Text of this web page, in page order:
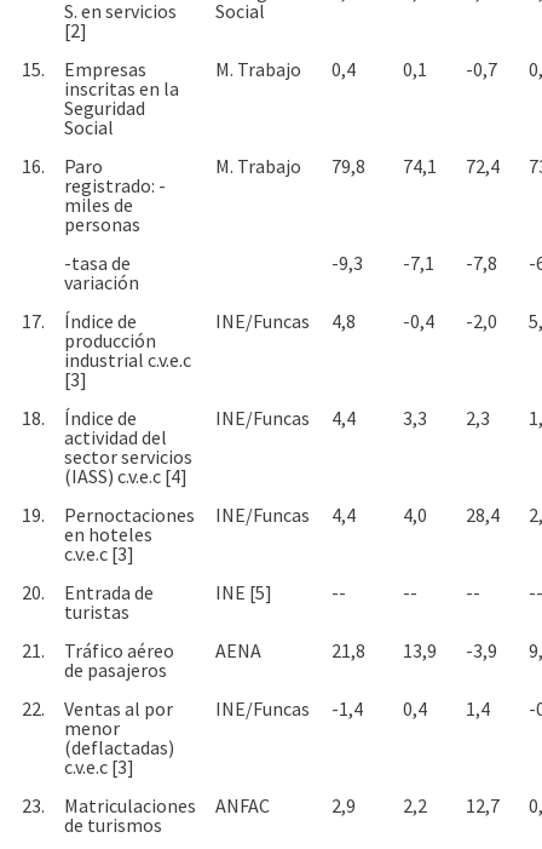
S. en servicios
[2]
Social
15.
Empresas
inscritas en la
Seguridad
Social
M. Trabajo 0,4 0,1 -0,7
16.
Paro
registrado: -
miles de
personas
M. Trabajo 79,8 74,1 72,4
-tasa de
variación
-9,3 -7,1 -7,8 -
17.
Índice de
producción
industrial c.v.e.c
[3]
INE/Funcas 4,8 -0,4 -2,0
18.
Índice de
actividad del
sector servicios
(IASS) c.v.e.c [4]
INE/Funcas 4,4 3,3 2,3
19.
Pernoctaciones
en hoteles
c.v.e.c [3]
INE/Funcas 4,4 4,0 28,4
20.
Entrada de
turistas
INE [5] -- -- -- --
21.
Tráfico aéreo
de pasajeros
AENA 21,8 13,9 -3,9
22.
Ventas al por
menor
(deflactadas)
c.v.e.c [3]
INE/Funcas -1,4 0,4 1,4 -
23.
Matriculaciones
de turismos
ANFAC 2,9 2,2 12,7